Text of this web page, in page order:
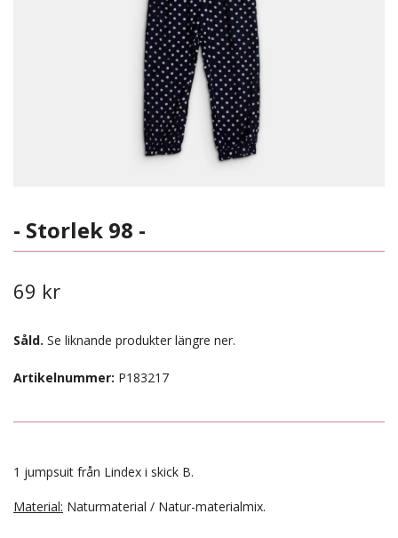
- Storlek 98 -
69 kr
Såld. Se liknande produkter längre ner.
Artikelnummer: P183217
1 jumpsuit från Lindex i skick B.
Material: Naturmaterial / Natur-materialmix.